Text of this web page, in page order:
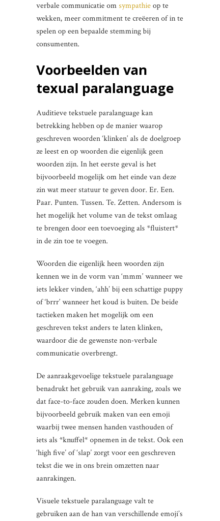
verbale communicatie om sympathieop te
wekken, meer commitment te creëeren of in te
spelen op een bepaalde stemming bij
consumenten.
Voorbeelden van
texual paralanguage
Auditieve tekstuele paralanguage kan
betrekking hebben op de manier waarop
geschreven woorden ‘klinken’ als de doelgroep
ze leest en op woorden die eigenlijk geen
woorden zijn. In het eerste geval is het
bijvoorbeeld mogelijk om het einde van deze
zin wat meer statuur te geven door. Er. Een.
Paar. Punten. Tussen. Te. Zetten. Andersom is
het mogelijk het volume van de tekst omlaag
te brengen door een toevoeging als *fluistert*
in de zin toe te voegen.
Woorden die eigenlijk heen woorden zijn
kennen we in de vorm van ‘mmm’ wanneer we
iets lekker vinden, ‘ahh’ bij een schattige puppy
of ‘brrr’ wanneer het koud is buiten. De beide
tactieken maken het mogelijk om een
geschreven tekst anders te laten klinken,
waardoor die de gewenste non-verbale
communicatie overbrengt.
De aanraakgevoelige tekstuele paralanguage
benadrukt het gebruik van aanraking, zoals we
dat face-to-face zouden doen. Merken kunnen
bijvoorbeeld gebruik maken van een emoji
waarbij twee mensen handen vasthouden of
iets als *knuffel* opnemen in de tekst. Ook een
‘high five’ of ‘slap’ zorgt voor een geschreven
tekst die we in ons brein omzetten naar
aanrakingen.
Visuele tekstuele paralanguage valt te
gebruiken aan de han van verschillende emoji’s